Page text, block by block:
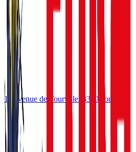
10 avenue de Tourville33300 Bordeaux